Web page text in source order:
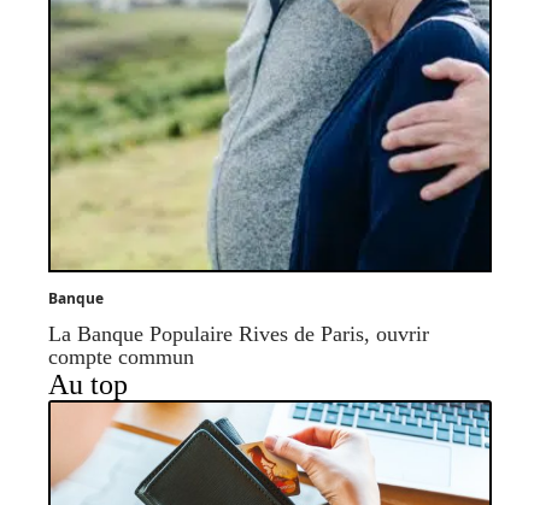
Banque
La Banque Populaire Rives de Paris, ouvrir
compte commun
Au top